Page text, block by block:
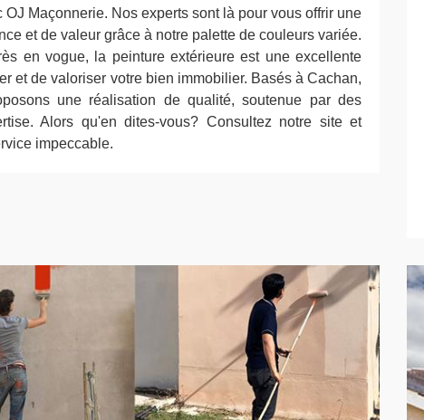
OJ Maçonnerie. Nos experts sont là pour vous offrir une
et de valeur grâce à notre palette de couleurs variée.
en vogue, la peinture extérieure est une excellente
et de valoriser votre bien immobilier. Basés à Cachan,
une réalisation de qualité, soutenue par des
Alors qu'en dites-vous? Consultez notre site et
impeccable.